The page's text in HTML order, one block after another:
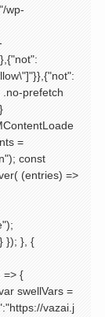
wp-
prefetch
=
const
(entries) =>
}); }, {
=> {
swellVars =
vazai.j